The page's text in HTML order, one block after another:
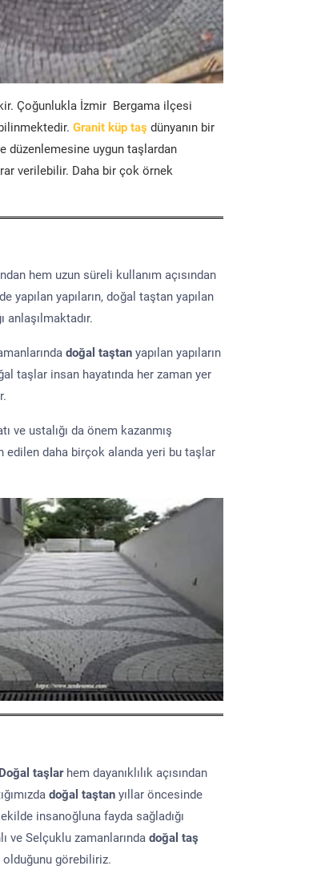
Çoğunlukla İzmir Bergama ilçesi
Granit küp taş dünyanın bir
düzenlemesine uygun taşlardan
verilebilir. Daha bir çok örnek
hem uzun süreli kullanım açısından
yapılan yapıların, doğal taştan yapılan
anlaşılmaktadır.
doğal taştan yapılan yapıların
taşlar insan hayatında her zaman yer
ve ustalığı da önem kazanmış
edilen daha birçok alanda yeri bu taşlar
Doğal taşlar hem dayanıklılık açısından
doğal taştan yıllar öncesinde
insanoğluna fayda sağladığı
ve Selçuklu zamanlarında doğal taş
olduğunu görebiliriz.